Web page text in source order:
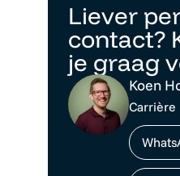
Liever
contact?
je graag
Koen
Carrière